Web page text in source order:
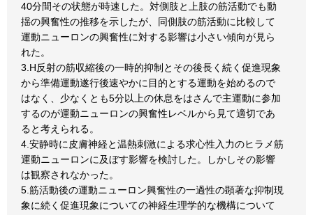
40分間その状態が時速した。対側肢と上肢の筋活動でも動
揺の興奮性の推移を示したが、同側肢の筋活動に比較して
運動ニューロンの興奮性に対する影響は小さい傾向が見ら
れた。
3.H反射の筋収縮後の一時的抑制とその後長く続く促進現象
から準備運動遂行後速やかに目的とする運動を始めるので
はなく、少なくとも5分以上の休息をはさんで主運動に参加
するのが運動ニューロンの興奮性レベルから見て適切であ
ると考えられる。
4.安静時に皮膚神経と温熱刺激による求心性入力のヒラメ筋
運動ニューロンに及ぼす影響を検討した。しかしその影響
は観察されなかった。
5.筋活動後の運動ニューロン興奮性の一過性の顕著な抑制現
象に続く促進現象についての神経生理学的な機構について